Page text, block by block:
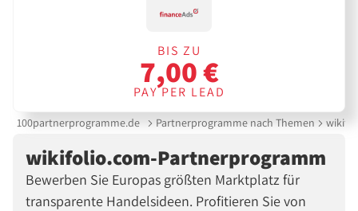
BIS ZU
7,00 €
PAY PER LEAD
100partnerprogramme.de Partnerprogramme nach Themen
wikifolio.com-Partnerprogramm
Bewerben Sie Europas größten Marktplatz für
transparente Handelsideen. Profitieren Sie von